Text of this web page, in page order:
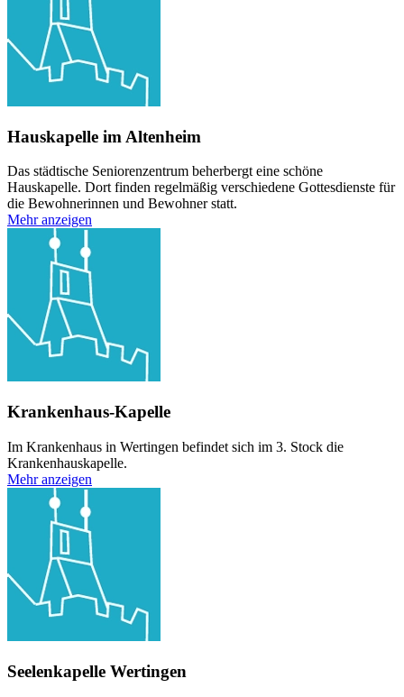
Hauskapelle im Altenheim
Das städtische Seniorenzentrum beherbergt eine schöne
Hauskapelle. Dort finden regelmäßig verschiedene Gottesdienste für
die Bewohnerinnen und Bewohner statt.
Mehr anzeigen
Krankenhaus-Kapelle
Im Krankenhaus in Wertingen befindet sich im 3. Stock die
Krankenhauskapelle.
Mehr anzeigen
Seelenkapelle Wertingen